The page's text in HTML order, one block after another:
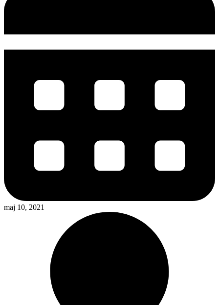
maj 10, 2021